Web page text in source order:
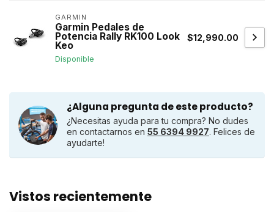
GARMIN
Garmin Pedales de
Potencia Rally RK100 Look
Keo
Disponible
$12,990.00
¿Alguna pregunta de este producto?
¿Necesitas ayuda para tu compra? No dudes
en contactarnos en 55 6394 9927. Felices de
ayudarte!
Vistos recientemente